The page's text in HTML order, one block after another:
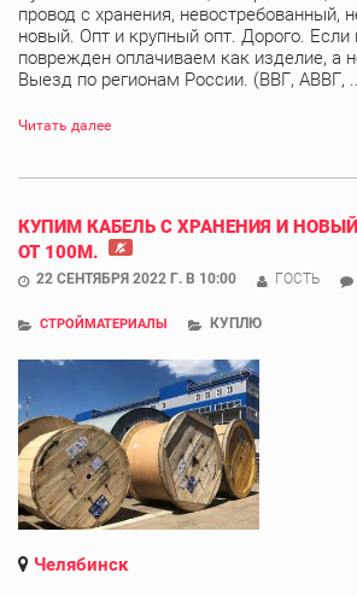
провод с хранения, невостребованный,
новый. Опт и крупный опт. Дорого. Если
поврежден оплачиваем как изделие, а
Выезд по регионам России. (ВВГ, АВВГ, ...
Читать далее
КУПИМ КАБЕЛЬ С ХРАНЕНИЯ И
ОТ 100М.
22 СЕНТЯБРЯ 2022 Г. В 10:00 ГОСТЬ
СТРОЙМАТЕРИАЛЫ КУПЛЮ
Челябинск